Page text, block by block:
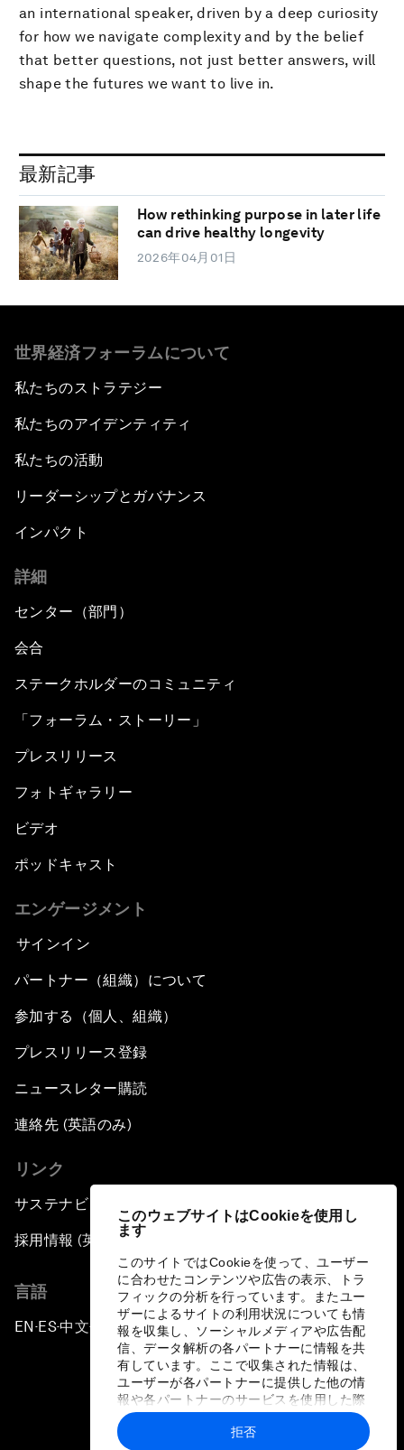
このウェブサイトはCookieを使用し
ます
このサイトではCookieを使って、ユーザー
に合わせたコンテンツや広告の表示、トラ
フィックの分析を行っています。またユー
ザーによるサイトの利用状況についても情
報を収集し、ソーシャルメディアや広告配
信、データ解析の各パートナーに情報を共
有しています。ここで収集された情報は、
ユーザーが各パートナーに提供した他の情
報や各パートナーのサービスを使用した際
に収集された情報と組み合わされ、各パー
トナーによって使用されることがありま
拒否
an international speaker, driven by a deep curiosity
for how we navigate complexity and by the belief
that better questions, not just better answers, will
shape the futures we want to live in.
最新記事
How rethinking purpose in later life
can drive healthy longevity
2026年04月01日
世界経済フォーラムについて
私たちのストラテジー
私たちのアイデンティティ
私たちの活動
リーダーシップとガバナンス
インパクト
詳細
センター（部門）
会合
ステークホルダーのコミュニティ
「フォーラム・ストーリー」
プレスリリース
フォトギャラリー
ビデオ
ポッドキャスト
エンゲージメント
サインイン
パートナー（組織）について
参加する（個人、組織）
プレスリリース登録
ニュースレター購読
連絡先 (英語のみ)
リンク
サステナビリティへの取り組み
採用情報 (英語のみ)
言語
EN ▪ES▪中文▪ 日本語